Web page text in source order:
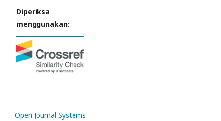
Diperiksa
menggunakan:
Open Journal Systems